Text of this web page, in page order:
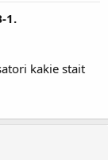
1.
kakie stait